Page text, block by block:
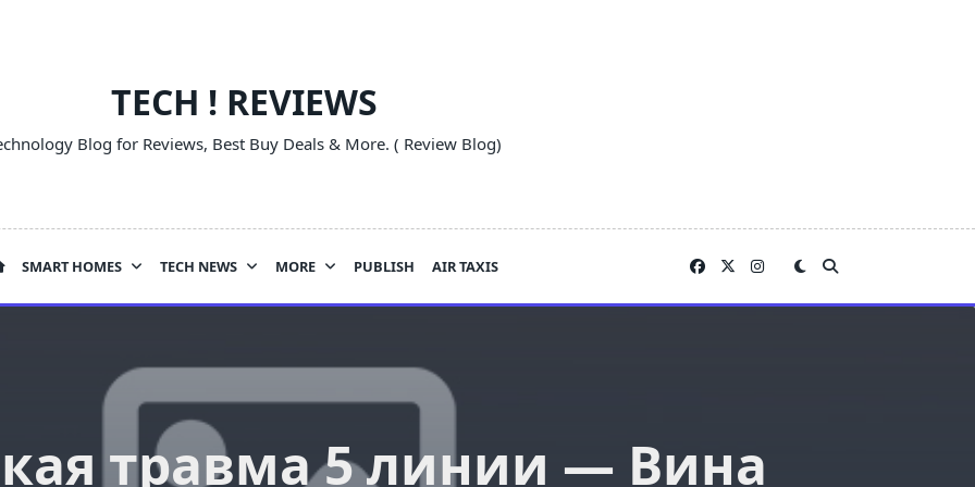
TECH ! REVIEWS
Blog for Reviews, Best Buy Deals & More. ( Review Blog)
SMART HOMES TECH NEWS MORE PUBLISH AIR TAXIS
травма 5 линии — Вина